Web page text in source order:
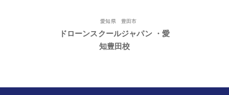
愛知県 豊田市
ドローンスクールジャパン ・愛
知豊田校